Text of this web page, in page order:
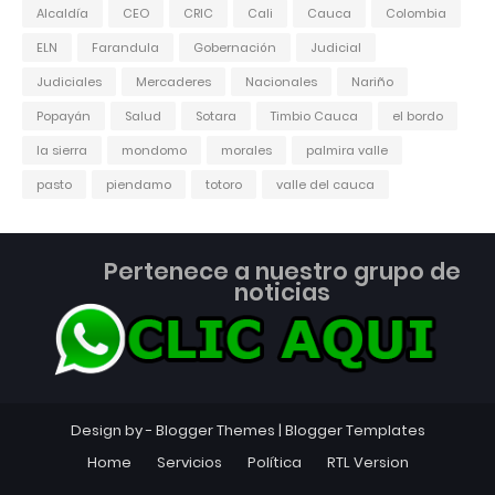
Alcaldía CEO CRIC Cali Cauca
Colombia
ELN
Farandula Gobernación
Judicial
Judiciales
Mercaderes Nacionales
Nariño
Popayán
Salud Sotara Timbio Cauca
el bordo
la sierra
mondomo morales
palmira valle
pasto
piendamo totoro valle del cauca
Pertenece a nuestro grupo de
noticias
Design by - Blogger Themes | Blogger Templates
Home
Servicios Política RTL Version